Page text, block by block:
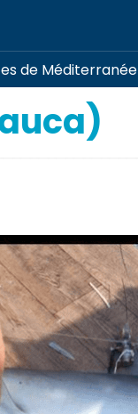
de Méditerranée